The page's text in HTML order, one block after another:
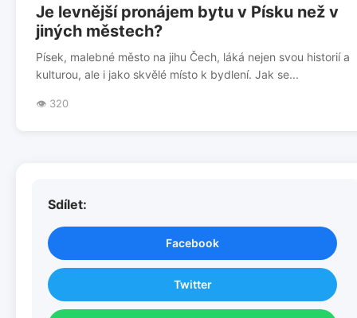
Je levnější pronájem bytu v Písku než v
jiných městech?
Písek, malebné město na jihu Čech, láká nejen svou historií a
kulturou, ale i jako skvělé místo k bydlení. Jak se...
👁️ 320
Sdílet:
Facebook
Twitter